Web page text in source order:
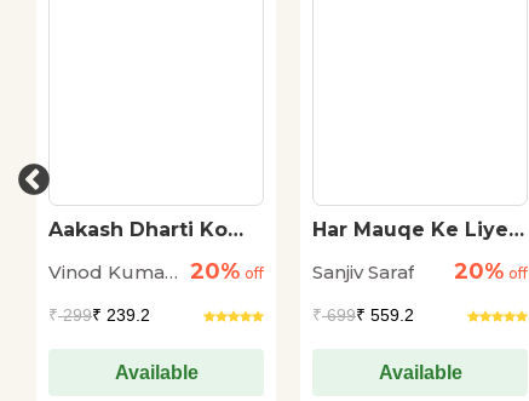
Aakash Dharti Ko
Vinod Kumar
20% off
₹299₹ 239.2
Available
Har Mauqe Ke Liye
Sanjiv Saraf
20% off
₹699₹ 559.2
Available